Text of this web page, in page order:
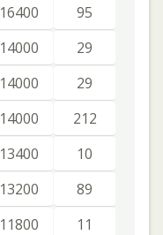
16400
95
14000
29
14000
29
14000
212
13400
10
13200
89
11800
11